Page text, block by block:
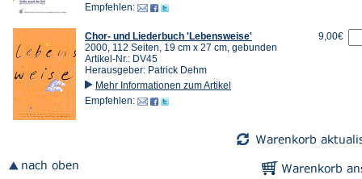
Empfehlen:
Chor- und Liederbuch 'Lebensweise'
2000, 112 Seiten, 19 cm x 27 cm, gebunden
Artikel-Nr.: DV45
Herausgeber: Patrick Dehm
Mehr Informationen zum Artikel
Empfehlen:
9,00€